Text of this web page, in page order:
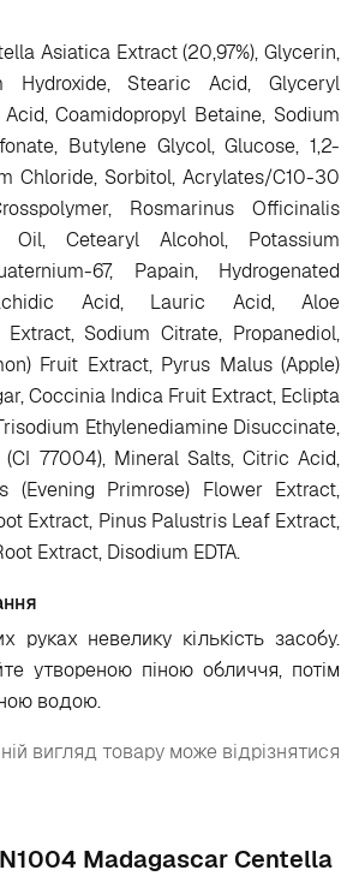
Asiatica Extract (20,97%), Glycerin,
Hydroxide, Stearic Acid, Glyceryl
Coamidopropyl Betaine, Sodium
Butylene Glycol, Glucose, 1,2-
Chloride, Sorbitol, Acrylates/C10-30
Rosmarinus Officinalis
Oil, Cetearyl Alcohol, Potassium
67, Papain, Hydrogenated
Acid, Lauric Acid, Aloe
Sodium Citrate, Propanediol,
Fruit Extract, Pyrus Malus (Apple)
Coccinia Indica Fruit Extract, Eclipta
Ethylenediamine Disuccinate,
77004), Mineral Salts, Citric Acid,
(Evening Primrose) Flower Extract,
Extract, Pinus Palustris Leaf Extract,
Extract, Disodium EDTA.
руках невелику кількість засобу.
утвореною піною обличчя, потім
водою.
вигляд товару може відрізнятися
Madagascar Centella